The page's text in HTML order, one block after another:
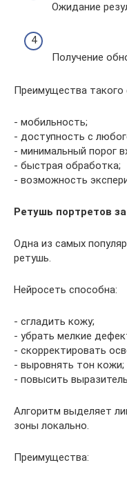
Ожидание
Получение
Преимущества такого
- мобильность;
- доступность с
- минимальный порог
- быстрая обработка;
- возможность
Ретушь портретов
Одна из самых
ретушь.
Нейросеть способна:
- сгладить кожу;
- убрать мелкие
- скорректировать
- выровнять тон кожи;
- повысить
Алгоритм выделяет
зоны локально.
Преимущества: